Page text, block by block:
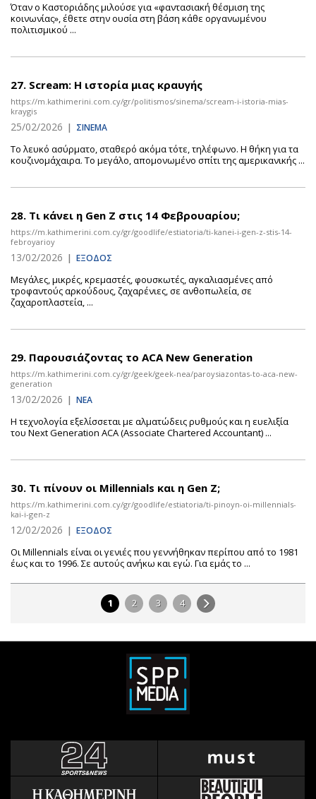
Όταν ο Καστοριάδης μιλούσε για «φαντασιακή θέσμιση της
κοινωνίας», έθετε στην ουσία στη βάση κάθε οργανωμένου
πολιτισμικού ...
27. Scream: Η ιστορία μιας κραυγής
https://m.kathimerini.com.cy/gr/politismos/sinema/scream-i-istoria-mias-
kraygis
25/02/2026 | ΣΙΝΕΜΑ
Το λευκό ασύρματο, σταθερό ακόμα τότε, τηλέφωνο. Η θήκη για τα
κουζινομάχαιρα. Το μεγάλο, απομονωμένο σπίτι της αμερικανικής ...
28. Τι κάνει η Gen Z στις 14 Φεβρουαρίου;
https://m.kathimerini.com.cy/gr/goodlife/estiatoria/ti-kanei-i-gen-z-stis-14-
febroyarioy
13/02/2026 | ΕΞΟΔΟΣ
Μεγάλες, μικρές, κρεμαστές, φουσκωτές, αγκαλιασμένες από
τροφαντούς αρκούδους, ζαχαρένιες, σε ανθοπωλεία, σε
ζαχαροπλαστεία, ...
29. Παρουσιάζοντας το ACA New Generation
https://m.kathimerini.com.cy/gr/geek/geek-nea/paroysiazontas-to-aca-new-
generation
13/02/2026 | ΝΕΑ
Η τεχνολογία εξελίσσεται με αλματώδεις ρυθμούς και η ευελιξία
του Next Generation ACA (Associate Chartered Accountant) ...
30. Τι πίνουν οι Millennials και η Gen Z;
https://m.kathimerini.com.cy/gr/goodlife/estiatoria/ti-pinoyn-oi-millennials-
kai-i-gen-z
12/02/2026 | ΕΞΟΔΟΣ
Οι Millennials είναι οι γενιές που γεννήθηκαν περίπου από το 1981
έως και το 1996. Σε αυτούς ανήκω και εγώ. Για εμάς το ...
1 2 3 4